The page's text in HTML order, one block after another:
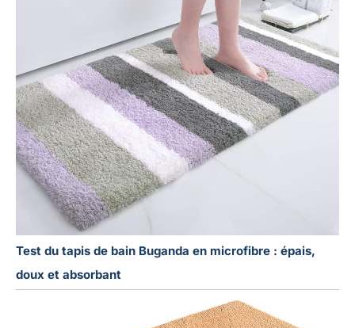
Test du tapis de bain Buganda en microfibre : épais,
doux et absorbant